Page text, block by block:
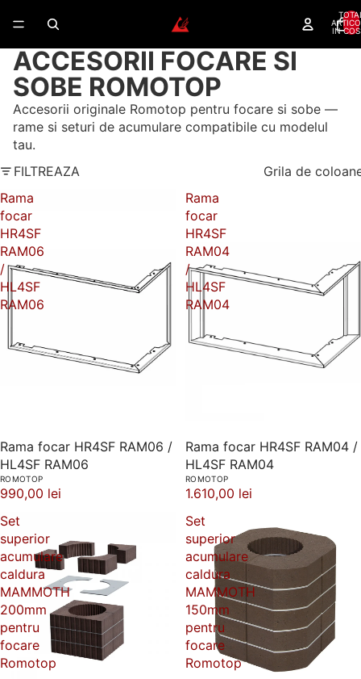
IN
ACCESORII FOCARE SI
SOBE ROMOTOP
Accesorii originale Romotop pentru focare si sobe —
rame si seturi de acumulare compatibile cu modelul
tau.
FILTREAZA
Grila de
Rama
focar
HR4SF
RAM06
/
HL4SF
RAM06
Rama focar HR4SF RAM06 /
HL4SF RAM06
ROMOTOP
990,00 lei
Rama
focar
HR4SF
RAM04
/
HL4SF
RAM04
Rama focar HR4SF RAM04 /
HL4SF RAM04
ROMOTOP
1.610,00 lei
Set
superior
acumulare
caldura
MAMMOTH
200mm
pentru
focare
Romotop
Set
superior
acumulare
caldura
MAMMOTH
150mm
pentru
focare
Romotop